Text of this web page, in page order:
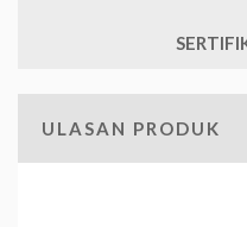
ULASAN PRODUK